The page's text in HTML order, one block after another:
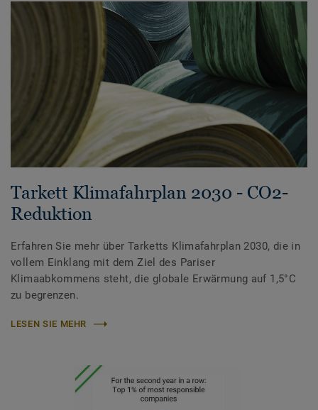
Tarkett Klimafahrplan 2030 - CO2-
Reduktion
Erfahren Sie mehr über Tarketts Klimafahrplan 2030, die in
vollem Einklang mit dem Ziel des Pariser
Klimaabkommens steht, die globale Erwärmung auf 1,5°C
zu begrenzen.
LESEN SIE MEHR